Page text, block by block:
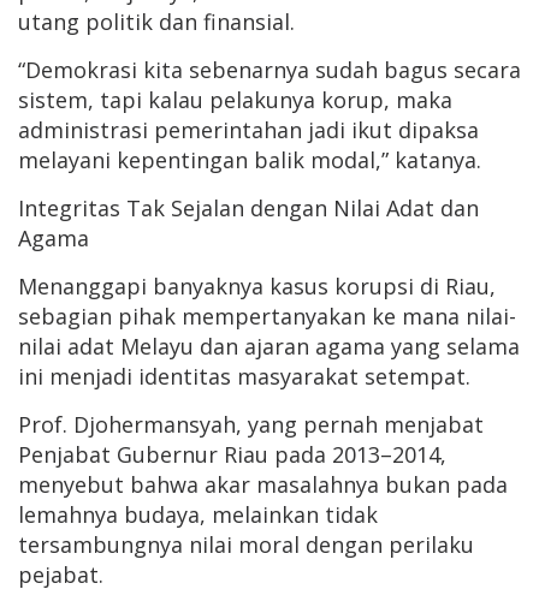
utang politik dan finansial.
“Demokrasi kita sebenarnya sudah bagus secara
sistem, tapi kalau pelakunya korup, maka
administrasi pemerintahan jadi ikut dipaksa
melayani kepentingan balik modal,” katanya.
Integritas Tak Sejalan dengan Nilai Adat dan
Agama
Menanggapi banyaknya kasus korupsi di Riau,
sebagian pihak mempertanyakan ke mana nilai-
nilai adat Melayu dan ajaran agama yang selama
ini menjadi identitas masyarakat setempat.
Prof. Djohermansyah, yang pernah menjabat
Penjabat Gubernur Riau pada 2013–2014,
menyebut bahwa akar masalahnya bukan pada
lemahnya budaya, melainkan tidak
tersambungnya nilai moral dengan perilaku
pejabat.